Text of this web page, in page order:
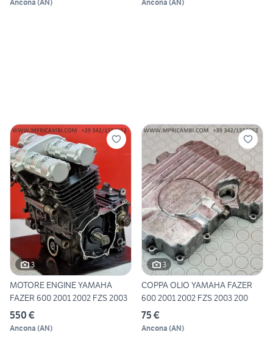
Ancona (AN) Ancona (AN)
3
MOTORE ENGINE YAMAHA
FAZER 600 2001 2002 FZS 2003
550 €
Ancona (AN)
3
COPPA OLIO YAMAHA FAZER
600 2001 2002 FZS 2003 200
75 €
Ancona (AN)